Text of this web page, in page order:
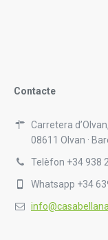
Contacte
Carretera
08611 Olvan ·
Telèfon +34 938
Whatsapp +34